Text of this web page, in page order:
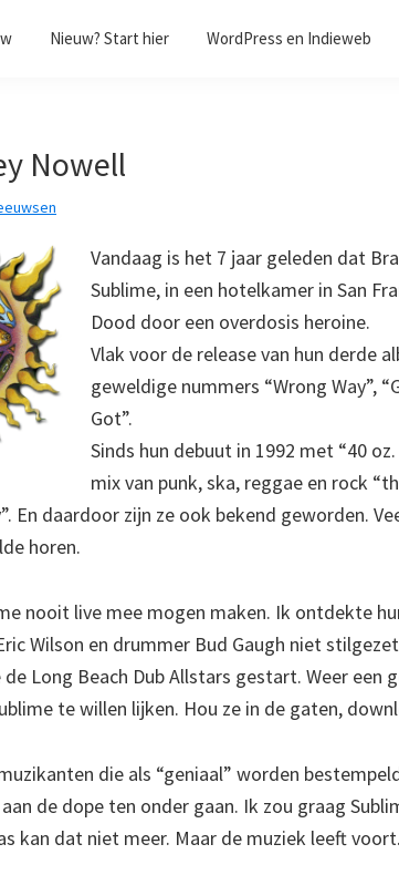
Nieuw? Start hier WordPress en Indieweb
Nowell
Vandaag is het 7 jaar geleden dat
Sublime, in een hotelkamer in San
Dood door een overdosis heroine.
Vlak voor de release van hun derde
geweldige nummers “Wrong Way”,
Got”.
Sinds hun debuut in 1992 met “40
mix van punk, ska, reggae en rock
En daardoor zijn ze ook bekend geworden.
horen.
nooit live mee mogen maken. Ik ontdekte
Wilson en drummer Bud Gaugh niet
Long Beach Dub Allstars gestart. Weer een
te willen lijken. Hou ze in de gaten,
die als “geniaal” worden
de dope ten onder gaan. Ik zou graag
kan dat niet meer. Maar de muziek leeft voort.